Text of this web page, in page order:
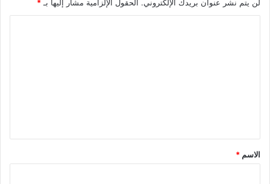
لن يتم نشر عنوان بريدك الإلكتروني. الحقول الإلزامية مشار إليها بـ *
*
الاسم *